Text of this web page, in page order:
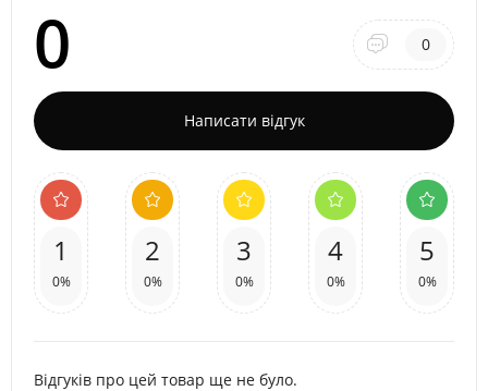
0 0
Написати відгук
1
0%
2
0%
3
0%
4
0%
5
0%
Відгуків про цей товар ще не було.